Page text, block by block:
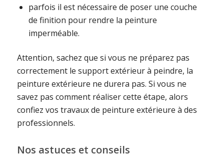
parfois il est nécessaire de poser une couche
de finition pour rendre la peinture
imperméable.
Attention, sachez que si vous ne préparez pas
correctement le support extérieur à peindre, la
peinture extérieure ne durera pas. Si vous ne
savez pas comment réaliser cette étape, alors
confiez vos travaux de peinture extérieure à des
professionnels.
Nos astuces et conseils